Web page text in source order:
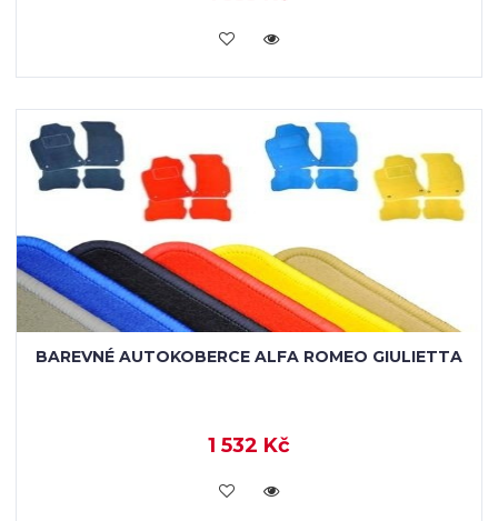
KOUPIT
BAREVNÉ AUTOKOBERCE ALFA ROMEO GIULIETTA
1 532 Kč
KOUPIT